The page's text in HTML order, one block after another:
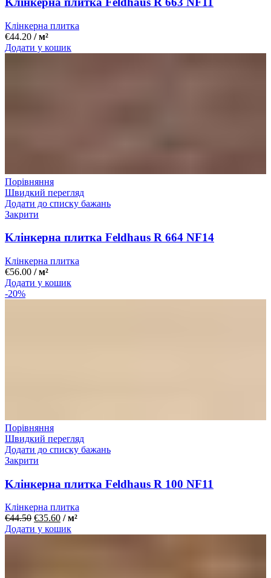
Клінкерна плитка
€44.20 / м²
Додати у кошик
Порівняння
Швидкий перегляд
Додати до списку бажань
Закрити
Kлінкерна плитка Feldhaus R 664 NF14
Клінкерна плитка
€56.00 / м²
Додати у кошик
-20%
Порівняння
Швидкий перегляд
Додати до списку бажань
Закрити
Kлінкерна плитка Feldhaus R 100 NF11
Клінкерна плитка
€44.50 €35.60 / м²
Додати у кошик